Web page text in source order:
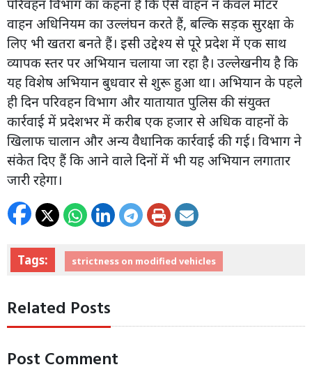
परिवहन विभाग का कहना है कि ऐसे वाहन न केवल मोटर
वाहन अधिनियम का उल्लंघन करते हैं, बल्कि सड़क सुरक्षा के
लिए भी खतरा बनते हैं। इसी उद्देश्य से पूरे प्रदेश में एक साथ
व्यापक स्तर पर अभियान चलाया जा रहा है। उल्लेखनीय है कि
यह विशेष अभियान बुधवार से शुरू हुआ था। अभियान के पहले
ही दिन परिवहन विभाग और यातायात पुलिस की संयुक्त
कार्रवाई में प्रदेशभर में करीब एक हजार से अधिक वाहनों के
खिलाफ चालान और अन्य वैधानिक कार्रवाई की गई। विभाग ने
संकेत दिए हैं कि आने वाले दिनों में भी यह अभियान लगातार
जारी रहेगा।
Tags: strictness on modified vehicles
Related Posts
Post Comment